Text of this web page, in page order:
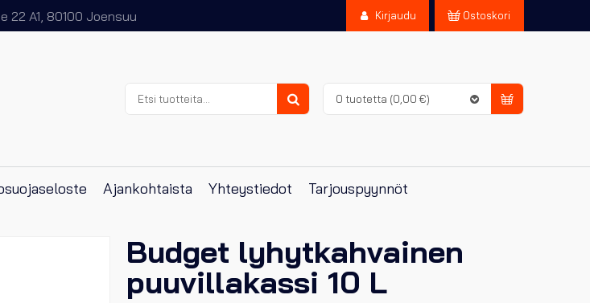
22 A1, 80100 Joensuu Kirjaudu Ostoskori
0 tuotetta (0,00 €)
Etsi:
Ajankohtaista Yhteystiedot Tarjouspyynnöt
Budget lyhytkahvainen
puuvillakassi 10 L